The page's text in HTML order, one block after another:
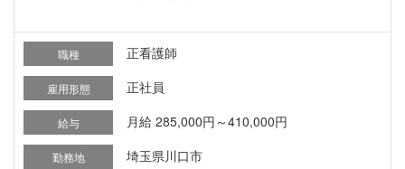
職種 正看護師
雇用形態 正社員
給与 月給 285,000円～410,000円
勤務地 埼玉県川口市